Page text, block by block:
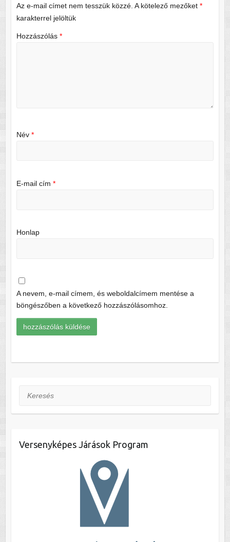
Az e-mail címet nem tesszük közzé. A kötelező mezőket *
karakterrel jelöltük
Hozzászólás *
Név *
E-mail cím *
Honlap
A nevem, e-mail címem, és weboldalcímem mentése a
böngészőben a következő hozzászólásomhoz.
Keresés
Versenyképes Járások Program